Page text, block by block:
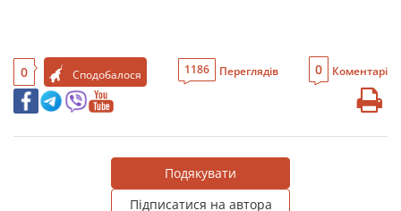
0 Сподобалося 1186 Переглядів 0 Коментарі
Подякувати
Підписатися на автора